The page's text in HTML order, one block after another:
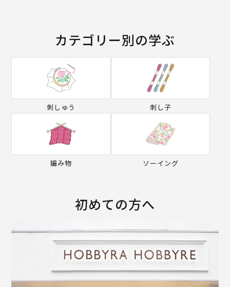
カテゴリー別の学ぶ
刺しゅう 刺し子
編み物 ソーイング
初めての方へ